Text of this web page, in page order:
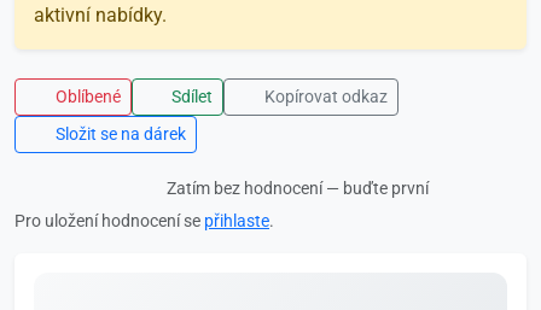
aktivní nabídky.
Oblíbené Sdílet
Kopírovat odkaz
Složit se na dárek
Zatím bez hodnocení — buďte první
Pro uložení hodnocení se přihlaste.